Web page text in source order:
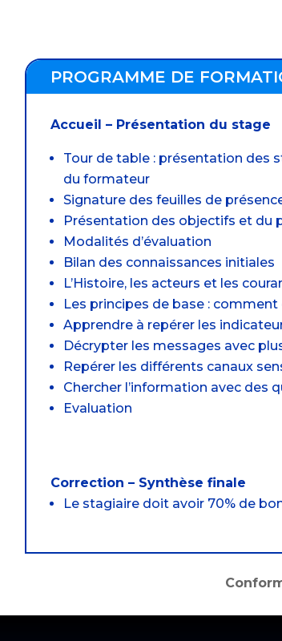
PROGRAMME DE
Accueil – Présentation du stage
Tour de table : présentation des
du formateur
Signature des feuilles de
Présentation des objectifs et du
Modalités d’évaluation
Bilan des connaissances initiales
L’Histoire, les acteurs et les
Les principes de base :
Apprendre à repérer les
Décrypter les messages avec
Repérer les différents canaux
Chercher l’information avec des
Evaluation
Correction – Synthèse finale
Le stagiaire doit avoir 70% de